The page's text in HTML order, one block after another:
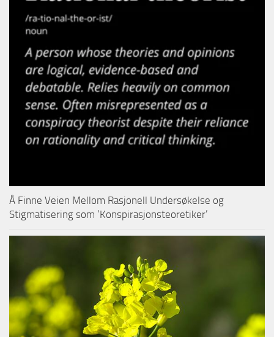
Å Finne Veien Mellom Rasjonell Undersøkelse og
Stigmatisering som ‘Konspirasjonsteoretiker’